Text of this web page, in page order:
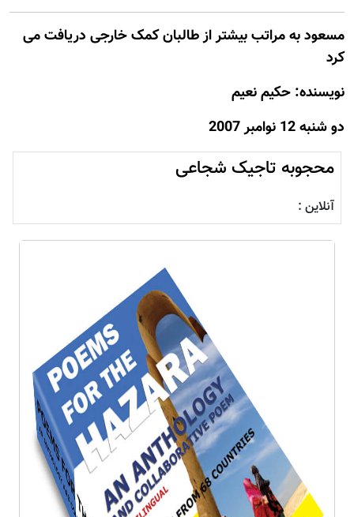
مسعود به مراتب بیشتر از طالبان کمک خارجی دریافت می
کرد
نويسنده: حکیم نعیم
دو شنبه 12 نوامبر 2007
محجوبه تاجیک شجاعی
آنلاین :